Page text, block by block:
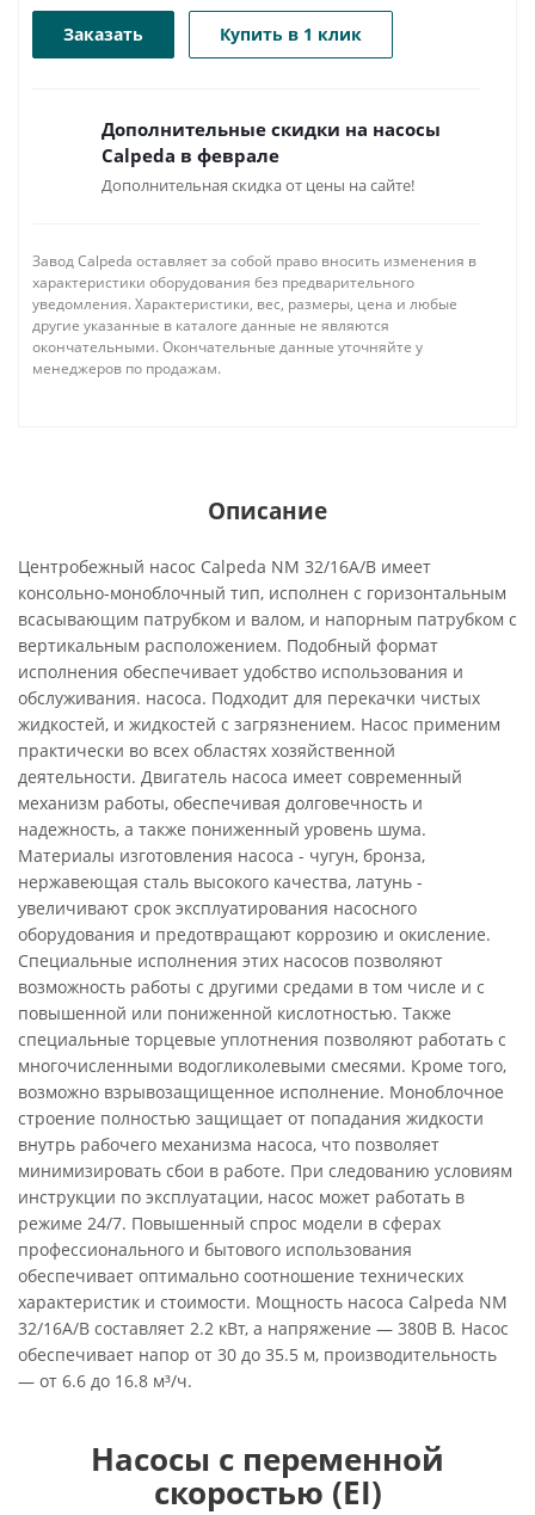
Заказать Купить в 1 клик
Дополнительные скидки на насосы
Calpeda в феврале
Дополнительная скидка от цены на сайте!
Завод Calpeda оставляет за собой право вносить изменения в
характеристики оборудования без предварительного
уведомления. Характеристики, вес, размеры, цена и любые
другие указанные в каталоге данные не являются
окончательными. Окончательные данные уточняйте у
менеджеров по продажам.
Описание
Центробежный насос Calpeda NM 32/16A/B имеет
консольно-моноблочный тип, исполнен с горизонтальным
всасывающим патрубком и валом, и напорным патрубком с
вертикальным расположением. Подобный формат
исполнения обеспечивает удобство использования и
обслуживания. насоса. Подходит для перекачки чистых
жидкостей, и жидкостей с загрязнением. Насос применим
практически во всех областях хозяйственной
деятельности. Двигатель насоса имеет современный
механизм работы, обеспечивая долговечность и
надежность, а также пониженный уровень шума.
Материалы изготовления насоса - чугун, бронза,
нержавеющая сталь высокого качества, латунь -
увеличивают срок эксплуатирования насосного
оборудования и предотвращают коррозию и окисление.
Специальные исполнения этих насосов позволяют
возможность работы с другими средами в том числе и с
повышенной или пониженной кислотностью. Также
специальные торцевые уплотнения позволяют работать с
многочисленными водогликолевыми смесями. Кроме того,
возможно взрывозащищенное исполнение. Моноблочное
строение полностью защищает от попадания жидкости
внутрь рабочего механизма насоса, что позволяет
минимизировать сбои в работе. При следованию условиям
инструкции по эксплуатации, насос может работать в
режиме 24/7. Повышенный спрос модели в сферах
профессионального и бытового использования
обеспечивает оптимально соотношение технических
характеристик и стоимости. Мощность насоса Calpeda NM
32/16A/B составляет 2.2 кВт, а напряжение — 380В В. Насос
обеспечивает напор от 30 до 35.5 м, производительность
— от 6.6 до 16.8 м³/ч.
Насосы с переменной
скоростью (EI)